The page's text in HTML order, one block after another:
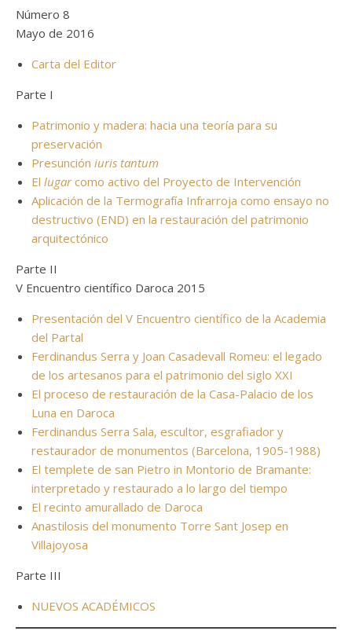
Número 8
Mayo de 2016
Carta del Editor
Parte I
Patrimonio y madera: hacia una teoría para su
preservación
Presunción iuris tantum
El lugarcomo activo del Proyecto de Intervención
Aplicación de la Termografía Infrarroja como ensayo no
destructivo (END) en la restauración del patrimonio
arquitectónico
Parte II
V Encuentro científico Daroca 2015
Presentación del V Encuentro científico de la Academia
del Partal
Ferdinandus Serra y Joan Casadevall Romeu: el legado
de los artesanos para el patrimonio del siglo XXI
El proceso de restauración de la Casa-Palacio de los
Luna en Daroca
Ferdinandus Serra Sala, escultor, esgrafiador y
restaurador de monumentos (Barcelona, 1905-1988)
El templete de san Pietro in Montorio de Bramante:
interpretado y restaurado a lo largo del tiempo
El recinto amurallado de Daroca
Anastilosis del monumento Torre Sant Josep en
Villajoyosa
Parte III
NUEVOS ACADÉMICOS